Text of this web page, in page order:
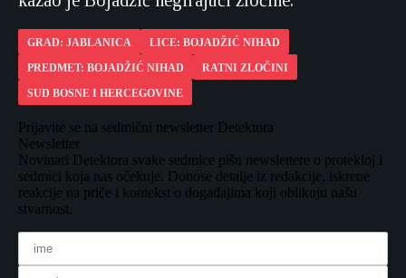
GRAD: JABLANICA
LICE: BOJADŽIĆ NIHAD
PREDMET: BOJADŽIĆ NIHAD
RATNI ZLOČINI
SUD BOSNE I HERCEGOVINE
Prijavite se na sedmični newsletter Detektora
Newsletter
Novinari Detektora svake sedmice pišu newslettere o protekloj i
sedmici koja nas očekuje. Donose detalje iz redakcije, iskrene
reakcije na priče i kontekst o događajima koji oblikuju našu
stvarnost.